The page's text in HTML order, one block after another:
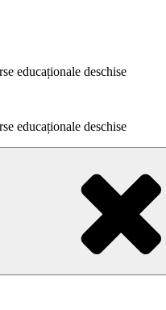
educaționale deschise
educaționale deschise